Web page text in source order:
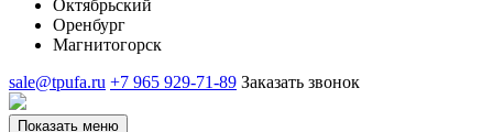
Октябрьский
Оренбург
Магнитогорск
sale@tpufa.ru +7 965 929-71-89 Заказать звонок
Показать меню